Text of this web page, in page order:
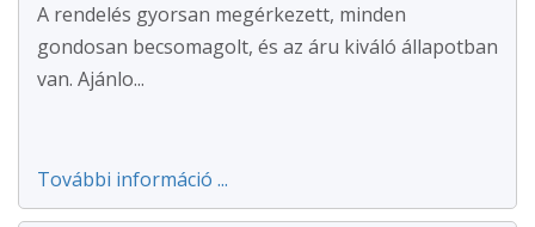
A rendelés gyorsan megérkezett, minden
gondosan becsomagolt, és az áru kiváló állapotban
van. Ajánlo...
További információ ...